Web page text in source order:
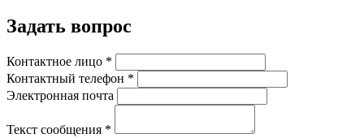
Задать вопрос
Контактное лицо *
Контактный телефон *
Электронная почта
Текст сообщения *